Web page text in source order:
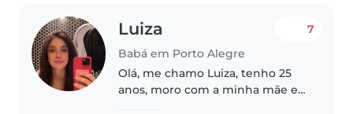
Luiza
Babá em Porto Alegre
7
Olá, me chamo Luiza, tenho 25
anos, moro com a minha mãe e a